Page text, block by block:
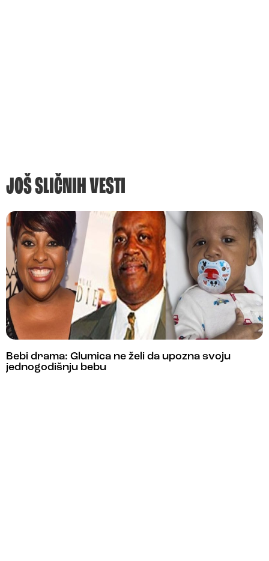
JOŠ SLIČNIH VESTI
Bebi drama: Glumica ne želi da upozna svoju
jednogodišnju bebu